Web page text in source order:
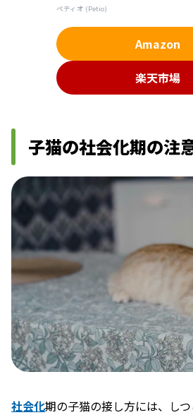
ペティオ (Petio)
Amazon
楽天市場
子猫の社会化期の注
社会化期の子猫の接し方には、し